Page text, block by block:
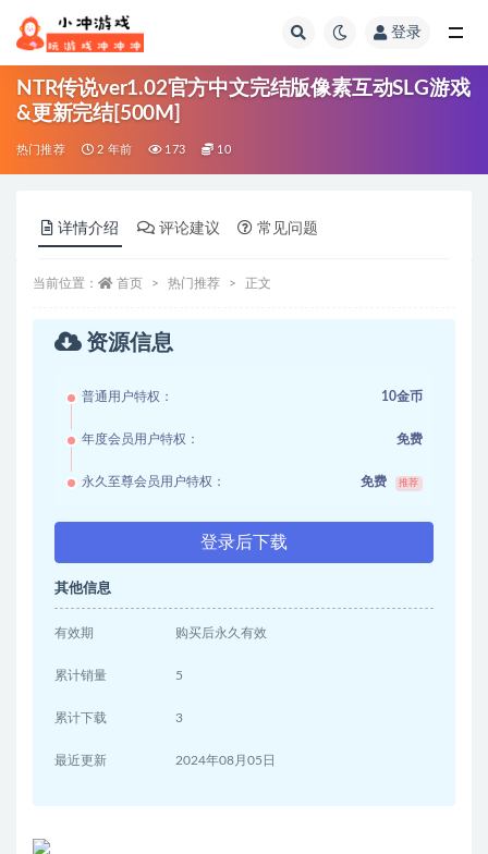
登录
NTR传说ver1.02官方中文完结版像素互动SLG游戏
&更新完结[500M]
热门推荐 2 年前 173 10
详情介绍 评论建议 常见问题
当前位置： 首页 热门推荐 正文
资源信息
普通用户特权： 10金币
年度会员用户特权： 免费
永久至尊会员用户特权： 免费 推荐
登录后下载
其他信息
有效期 购买后永久有效
累计销量 5
累计下载 3
最近更新 2024年08月05日